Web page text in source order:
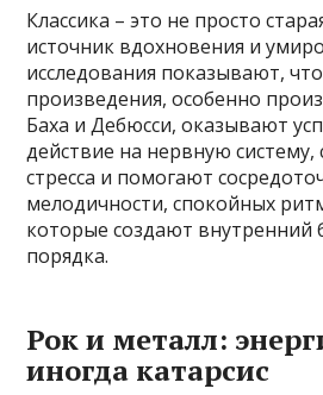
Классика – это не просто
источник вдохновения и
исследования показывают, что
произведения, особенно
Баха и Дебюсси, оказывают
действие на нервную
стресса и помогают
мелодичности, спокойных
которые создают внутренний
порядка.
Рок и металл:
иногда катарсис